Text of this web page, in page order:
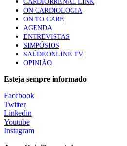
CARDIORRENAL LINK
ON CARDIOLOGIA
ON TO CARE
AGENDA
ENTREVISTAS
SIMPÓSIOS
SAÚDEONLINE.TV
OPINIÃO
Esteja sempre informado
Facebook
Twitter
Linkedin
Youtube
Instagram